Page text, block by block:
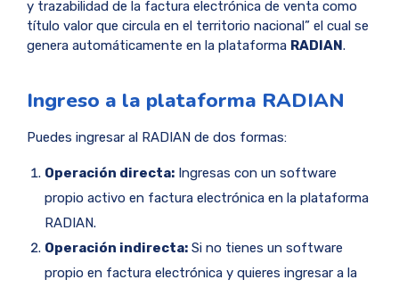
y trazabilidad de la factura electrónica de venta como
título valor que circula en el territorio nacional” el cual se
genera automáticamente en la plataforma RADIAN.
Ingreso a la plataforma RADIAN
Puedes ingresar al RADIAN de dos formas:
Operación directa: Ingresas con un software
propio activo en factura electrónica en la plataforma
RADIAN.
Operación indirecta: Si no tienes un software
propio en factura electrónica y quieres ingresar a la